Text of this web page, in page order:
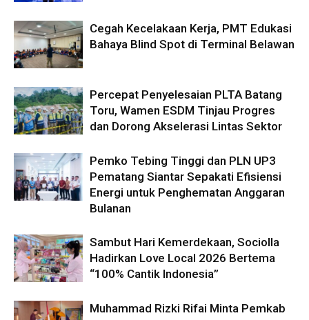
Cegah Kecelakaan Kerja, PMT Edukasi
Bahaya Blind Spot di Terminal Belawan
Percepat Penyelesaian PLTA Batang
Toru, Wamen ESDM Tinjau Progres
dan Dorong Akselerasi Lintas Sektor
Pemko Tebing Tinggi dan PLN UP3
Pematang Siantar Sepakati Efisiensi
Energi untuk Penghematan Anggaran
Bulanan
Sambut Hari Kemerdekaan, Sociolla
Hadirkan Love Local 2026 Bertema
“100% Cantik Indonesia”
Muhammad Rizki Rifai Minta Pemkab